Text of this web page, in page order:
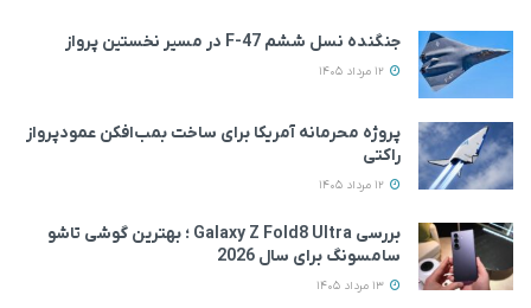
جنگنده نسل ششم F-47 در مسیر نخستین پرواز
پروژه محرمانه آمریکا برای ساخت بمب‌افکن عمودپرواز
راکتی
بررسی Galaxy Z Fold8 Ultra ؛ بهترین گوشی تاشو
سامسونگ برای سال 2026